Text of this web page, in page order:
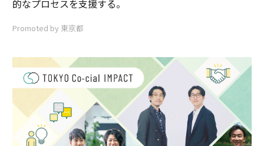
的なプロセスを支援する。
Promoted by 東京都